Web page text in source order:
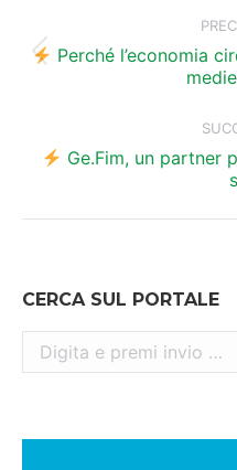
tra
Perché l’economia
Ge.Fim, un partner
CERCA SUL PORTALE
Cerca: